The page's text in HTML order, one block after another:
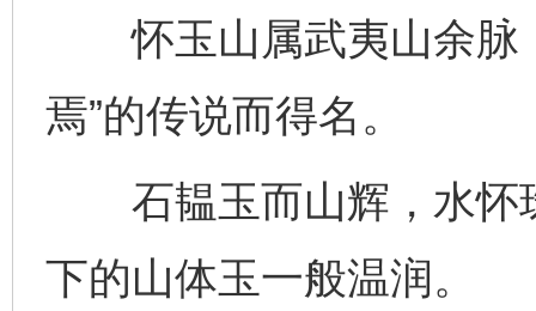
怀玉山属武夷山余脉
焉”的传说而得名。
石韫玉而山辉，水怀
下的山体玉一般温润。